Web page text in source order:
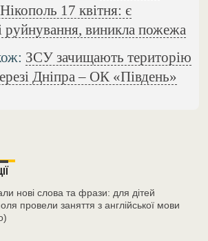
17 квітня: є
руйнування, виникла пожежа
ЗСУ зачищають територію
Дніпра – ОК «Південь»
нові слова та фрази: для дітей
провели заняття з англійської мови